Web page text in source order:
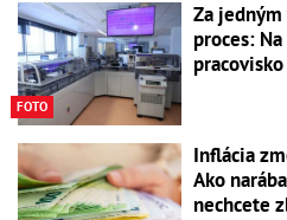
FOTO
Za
proces:
pracovisko
Inflácia
Ako
nechcete